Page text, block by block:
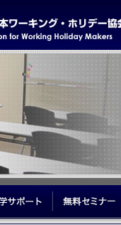
のワーホリ 留学サポート